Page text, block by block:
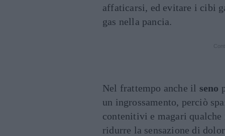
affaticarsi, ed evitare i cibi
gas nella pancia.
Nel frattempo anche il seno
un ingrossamento, perciò
contenitivi e magari qualche
ridurre la sensazione di